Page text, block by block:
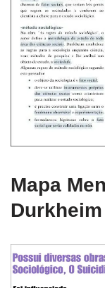
Mapa
Durkheim